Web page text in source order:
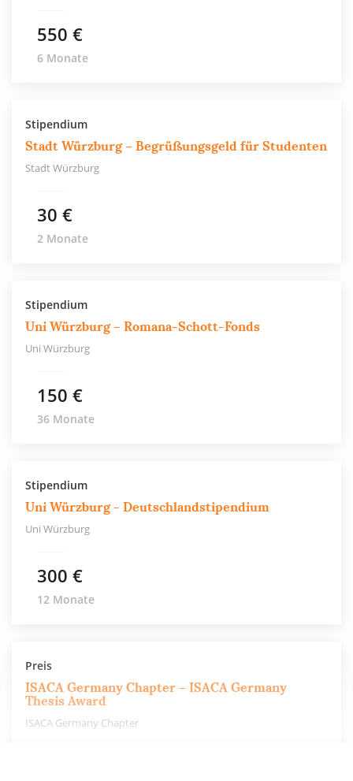
550 €
6 Monate
Stipendium
Stadt Würzburg – Begrüßungsgeld für Studenten
Stadt Würzburg
30 €
2 Monate
Stipendium
Uni Würzburg – Romana-Schott-Fonds
Uni Würzburg
150 €
36 Monate
Stipendium
Uni Würzburg - Deutschlandstipendium
Uni Würzburg
300 €
12 Monate
Preis
ISACA Germany Chapter – ISACA Germany
Thesis Award
ISACA Germany Chapter